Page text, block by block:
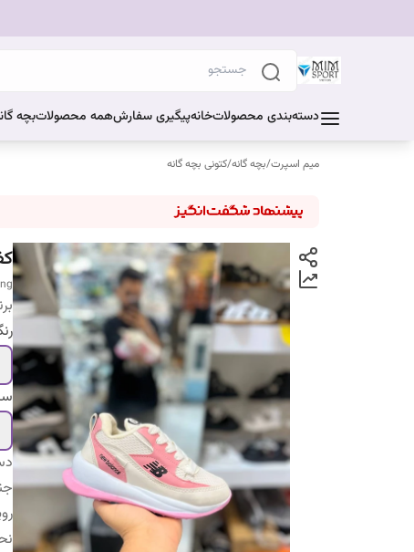
دسته‌بندی محصولاتخانهپیگیری سفارشهمه محصولاتبچه
میم اسپرت/بچه گانه/کتونی بچه گانه